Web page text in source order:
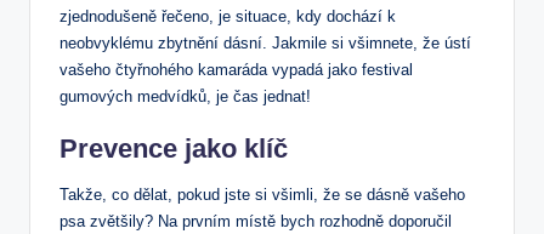
zjednodušeně řečeno, je situace, kdy dochází k
neobvyklému zbytnění dásní. Jakmile si všimnete, že ústí
vašeho čtyřnohého kamaráda vypadá jako festival
gumových medvídků, je čas jednat!
Prevence jako klíč
Takže, co dělat, pokud jste si všimli, že se dásně vašeho
psa zvětšily? Na prvním místě bych rozhodně doporučil